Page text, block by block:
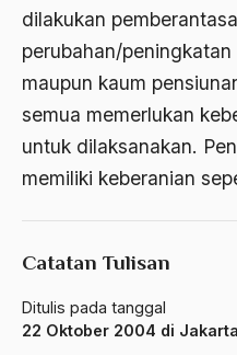
dilakukan
perubahan/
maupun kaum
semua memerlukan
untuk dilaksanakan.
memiliki keberanian
Catatan Tulisan
Ditulis pada tanggal
22 Oktober 2004 di Jakarta
ambon
amerika latin
amerika serikat
Amir Syakib Arsalan